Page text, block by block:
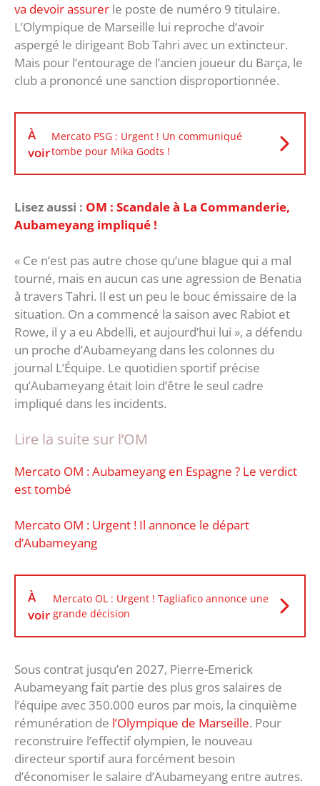
va devoir assurer le poste de numéro 9 titulaire.
L’Olympique de Marseille lui reproche d’avoir
aspergé le dirigeant Bob Tahri avec un extincteur.
Mais pour l’entourage de l’ancien joueur du Barça, le
club a prononcé une sanction disproportionnée.
À
voir
Mercato PSG : Urgent ! Un communiqué
tombe pour Mika Godts !
Lisez aussi : OM : Scandale à La Commanderie,
Aubameyang impliqué !
« Ce n’est pas autre chose qu’une blague qui a mal
tourné, mais en aucun cas une agression de Benatia
à travers Tahri. Il est un peu le bouc émissaire de la
situation. On a commencé la saison avec Rabiot et
Rowe, il y a eu Abdelli, et aujourd’hui lui », a défendu
un proche d’Aubameyang dans les colonnes du
journal L’Équipe. Le quotidien sportif précise
qu’Aubameyang était loin d’être le seul cadre
impliqué dans les incidents.
Lire la suite sur l’OM
Mercato OM : Aubameyang en Espagne ? Le verdict
est tombé
‎Mercato OM : Urgent ! Il annonce le départ
d’Aubameyang
À
voir
Mercato OL : Urgent ! Tagliafico annonce une
grande décision
Sous contrat jusqu’en 2027, Pierre-Emerick
Aubameyang fait partie des plus gros salaires de
l’équipe avec 350.000 euros par mois, la cinquième
rémunération de l’Olympique de Marseille. Pour
reconstruire l’effectif olympien, le nouveau
directeur sportif aura forcément besoin
d’économiser le salaire d’Aubameyang entre autres.